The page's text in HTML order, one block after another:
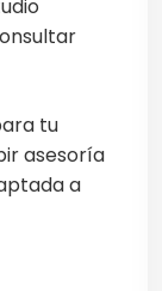
tu
asesoría
a